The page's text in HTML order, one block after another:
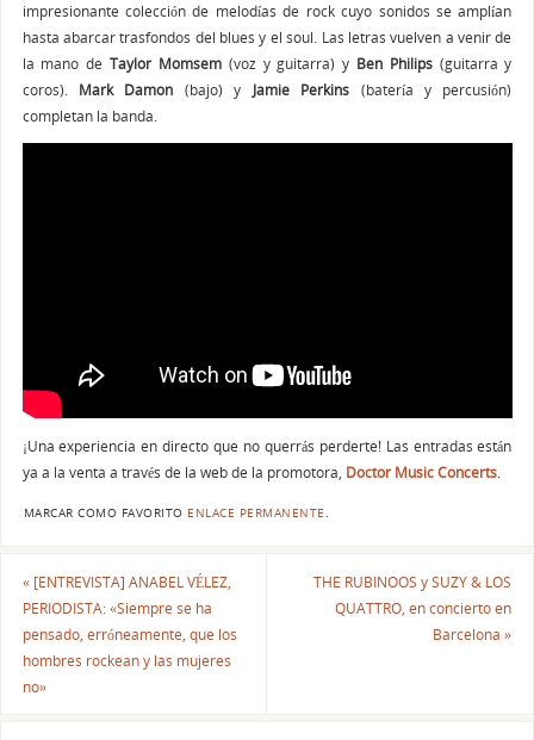
impresionante colección de melodías de rock cuyo sonidos se amplían
hasta abarcar trasfondos del blues y el soul. Las letras vuelven a venir de
la mano deTaylor Momsem(voz y guitarra) y Ben Philips(guitarra y
coros). Mark Damon (bajo) y Jamie Perkins (batería y percusión)
completan la banda.
¡Una experiencia en directo que no querrás perderte! Las entradas están
ya a la venta a través de la web de la promotora, Doctor Music Concerts.
MARCAR COMO FAVORITO ENLACE PERMANENTE
«[ENTREVISTA] ANABEL VÉLEZ,
PERIODISTA: «Siempre se ha
pensado, erróneamente, que los
hombres rockean y las mujeres
no»
THE RUBINOOS y SUZY & LOS
QUATTRO, en concierto en
Barcelona»